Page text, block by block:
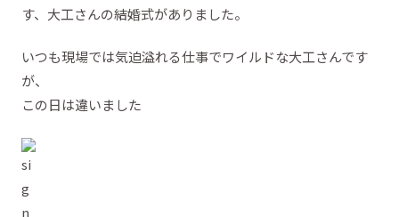
す、大工さんの結婚式がありました。
いつも現場では気迫溢れる仕事でワイルドな大工さんです
が、
この日は違いました